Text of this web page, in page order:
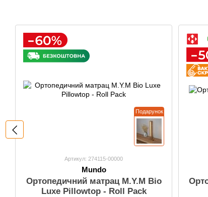
Подарунок
Артикул: 274115-00000
Mundo
Ортопедичний матрац M.Y.M Bio
Luxe Pillowtop - Roll Pack